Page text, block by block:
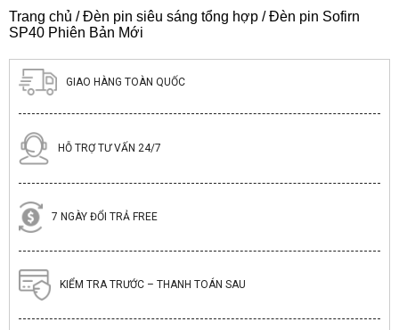
Trang chủ /Đèn pin siêu sáng tổng hợp / Đèn pin Sofirn
SP40 Phiên Bản Mới
GIAO HÀNG TOÀN QUỐC
HỖ TRỢ TƯ VẤN 24/7
7 NGÀY ĐỔI TRẢ FREE
KIỂM TRA TRƯỚC – THANH TOÁN SAU